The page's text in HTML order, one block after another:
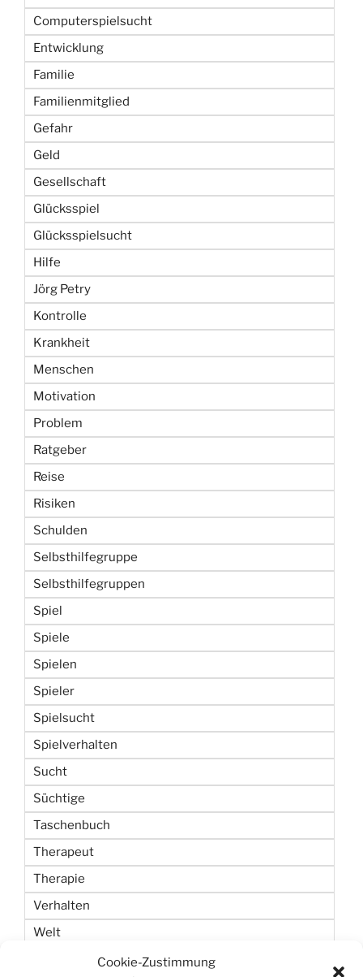
Computerspielsucht
Entwicklung
Familie
Familienmitglied
Gefahr
Geld
Gesellschaft
Glücksspiel
Glücksspielsucht
Hilfe
Jörg Petry
Kontrolle
Krankheit
Menschen
Motivation
Problem
Ratgeber
Reise
Risiken
Schulden
Selbsthilfegruppe
Selbsthilfegruppen
Spiel
Spiele
Spielen
Spieler
Spielsucht
Spielverhalten
Sucht
Süchtige
Taschenbuch
Therapeut
Therapie
Verhalten
Welt
Cookie-Zustimmung